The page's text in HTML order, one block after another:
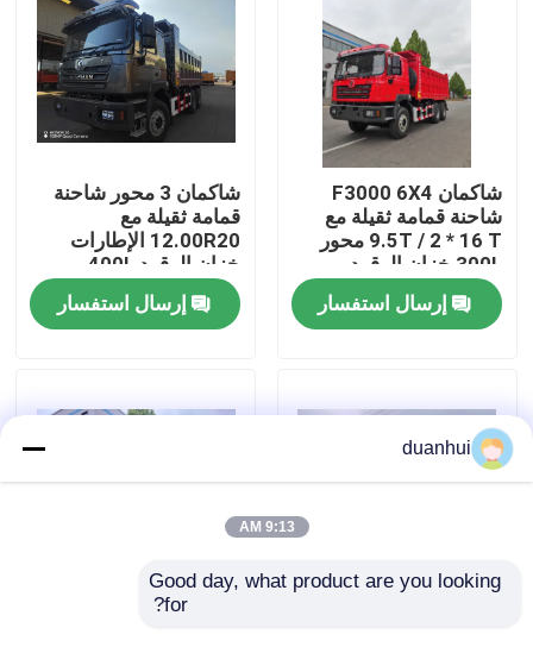
المنتجات
معلومات عنا
جولة في المعمل
رقابة جودة
أخبار
شاحنة قلابة ثقيلة
شاكمان F3000 6X4
شاحنة قمامة ثقيلة مع
9.5T / 2 * 16 T محور
300L خزان الوقود و
3775 + 1400 مم قاعدة
العجلاتإرسال استفسار
شاكمان 3 محور شاحنة
قمامة ثقيلة مع
12.00R20 الإطارات
خزان الوقود 400L
وتحويل يدوي 430HP
يورو 2 25 طن
إرسال استفسار
duanhui
9:13 AM
Good day, what product are you looking
for?